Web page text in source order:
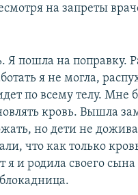
на запреты
пошла на поправку.
я не могла,
по всему телу. Мне
кровь. Вышла
но дети не
что как только
я и родила своего